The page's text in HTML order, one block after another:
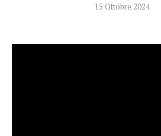
15 Ottobre 2024